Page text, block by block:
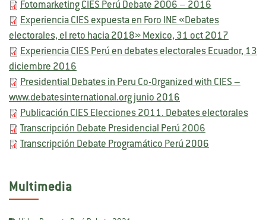
Fotomarketing CIES Perú Debate 2006 – 2016
Experiencia CIES expuesta en Foro INE «Debates
electorales, el reto hacia 2018» Mexico, 31 oct 2017
Experiencia CIES Perú en debates electorales Ecuador, 13
diciembre 2016
Presidential Debates in Peru Co-Organized with CIES –
www.debatesinternational.org junio 2016
Publicación CIES Elecciones 2011. Debates electorales
Transcripción Debate Presidencial Perú 2006
Transcripción Debate Programático Perú 2006
Multimedia